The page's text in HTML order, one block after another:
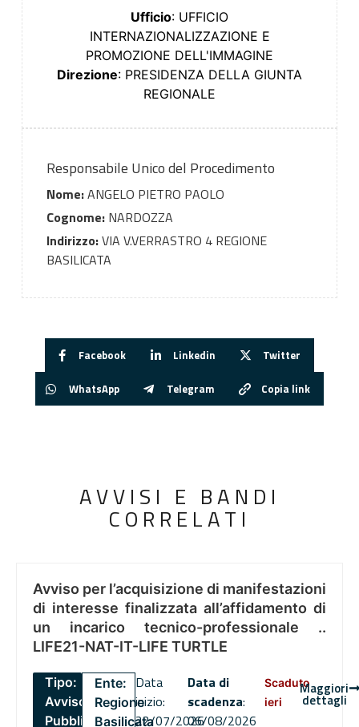
Ufficio: UFFICIO
INTERNAZIONALIZZAZIONE E
PROMOZIONE DELL'IMMAGINE
Direzione: PRESIDENZA DELLA GIUNTA
REGIONALE
Responsabile Unico del Procedimento
Nome:ANGELO PIETRO PAOLO
Cognome:NARDOZZA
Indirizzo:VIA V.VERRASTRO 4 REGIONE
BASILICATA
Facebook Linkedin Twitter
WhatsApp Telegram Copia link
AVVISI E BANDI
CORRELATI
Avviso per l’acquisizione di manifestazioni
di interesse finalizzata all’affidamento di
un incarico tecnico-professionale ..
LIFE21-NAT-IT-LIFE TURTLE
Tipo:
Avviso
Pubblico
Ente:
Regione
Basilicata
Data
inizio:
22/07/2026
Data di
scadenza:
06/08/2026
Scaduto
ieri
Maggiori
dettagli